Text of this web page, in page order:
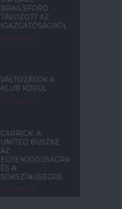
BRAILSFORD
TÁVOZOTT AZ
IGAZGATÓSÁGBÓL
2026. máj. 07.
VÁLTOZÁSOK A
KLUB KÖRÜL
2026. ápr. 01.
CARRICK: A
UNITED BÜSZKE
AZ
EGYENJOGÚSÁGRA
ÉS A
SOKSZÍNŰSÉGRE
2026. febr. 21.